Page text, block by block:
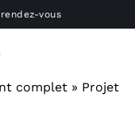
vous
complet» Projet